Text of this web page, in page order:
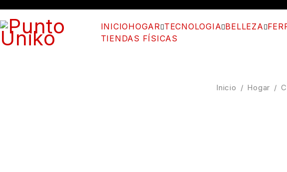
INICIOHOGAR TECNOLOGIA BELLEZA
TIENDAS FÍSICAS
Inicio / Hogar /